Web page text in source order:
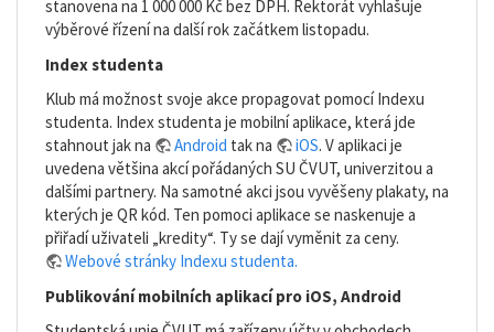
stanovena na 1 000 000 Kč bez DPH. Rektorát vyhlašuje
výběrové řízení na další rok začátkem listopadu.
Index studenta
Klub má možnost svoje akce propagovat pomocí Indexu
studenta. Index studenta je mobilní aplikace, která jde
stahnout jak na
Android tak na iOS. V aplikaci je
uvedena většina akcí pořádaných SU ČVUT, univerzitou a
dalšími partnery. Na samotné akci jsou vyvěšeny plakaty, na
kterých je QR kód. Ten pomoci aplikace se naskenuje a
přiřadí uživateli „kredity“. Ty se dají vyměnit za ceny.
Webové stránky Indexu studenta.
Publikování mobilních aplikací pro iOS, Android